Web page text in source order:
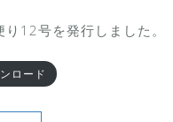
12号を発行しました。
ロード